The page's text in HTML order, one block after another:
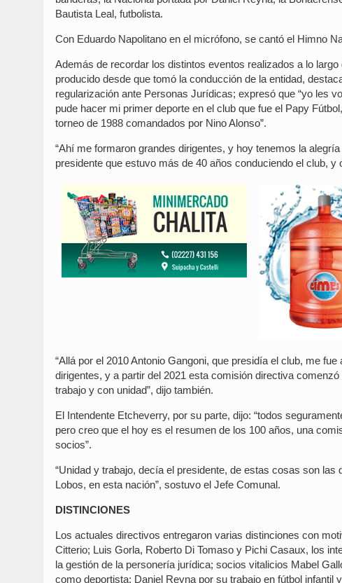
Bautista Leal, futbolista.
Con Eduardo Napolitano en el micrófono, se cantó el Himno
Además de recordar los distintos eventos realizados a lo
producido desde que tomó la conducción de la entidad,
regularización ante Personas Jurídicas; expresó que “yo les
pude hacer mi primer deporte en el club que fue el Papy
torneo de 1988 comandados por Nino Alonso”.
“Ahí me formaron grandes dirigentes, y hoy tenemos la
presidente que estuvo más de 40 años conduciendo el club,
“Allá por el 2010 Antonio Gangoni, que presidía el club, me
dirigentes, y a partir del 2021 esta comisión directiva
trabajo y con unidad”, dijo también.
El Intendente Etcheverry, por su parte, dijo: “todos
pero creo que el hoy es el resumen de los 100 años, una
socios”.
“Unidad y trabajo, decía el presidente, de estas cosas son
Lobos, en esta nación”, sostuvo el Jefe Comunal.
DISTINCIONES
Los actuales directivos entregaron varias distinciones con
Citterio; Luis Gorla, Roberto Di Tomaso y Pichi Casaux, los
la gestión de la personería jurídica; socios vitalicios Mabel
como deportista; Daniel Reyna por su trabajo en fútbol